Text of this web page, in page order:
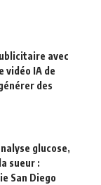
avec
vidéo IA de
des
glucose,
sueur :
San Diego